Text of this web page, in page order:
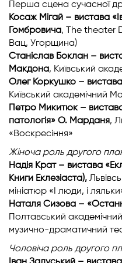
Перша сцена сучасної
Косаж Мігай – вистава
Гомбровича, The theater
Вац, Угорщина)
Станіслав Боклан –
Макдона, Київський
Олег Коркушко –
Київський академічний
Петро Микитюк –
патологія» О. Марданя,
«Воскресіння»
Жіноча роль другого
Надія Крат – вистава
Книги Еклезіаста),
мініатюр «І люди, і
Наталя Сизова –
Полтавський
музично-драматичний
Чоловіча роль другого